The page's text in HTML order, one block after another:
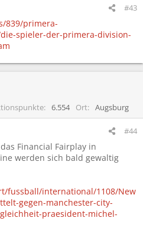
#43
839/primera-
spieler-der-primera-division-
6.554 Ort Augsburg
#44
Financial Fairplay in
werden sich bald gewaltig
fussball/international/1108/New
gegen-manchester-city-
praesident-michel-